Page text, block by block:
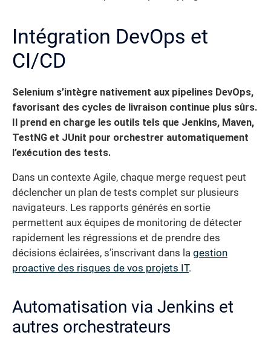
Intégration DevOps et
CI/CD
Selenium s’intègre nativement aux pipelines DevOps,
favorisant des cycles de livraison continue plus sûrs.
Il prend en charge les outils tels que Jenkins, Maven,
TestNG et JUnit pour orchestrer automatiquement
l’exécution des tests.
Dans un contexte Agile, chaque merge request peut
déclencher un plan de tests complet sur plusieurs
navigateurs. Les rapports générés en sortie
permettent aux équipes de monitoring de détecter
rapidement les régressions et de prendre des
décisions éclairées, s’inscrivant dans la gestion
proactive des risques de vos projets IT.
Automatisation via Jenkins et
autres orchestrateurs